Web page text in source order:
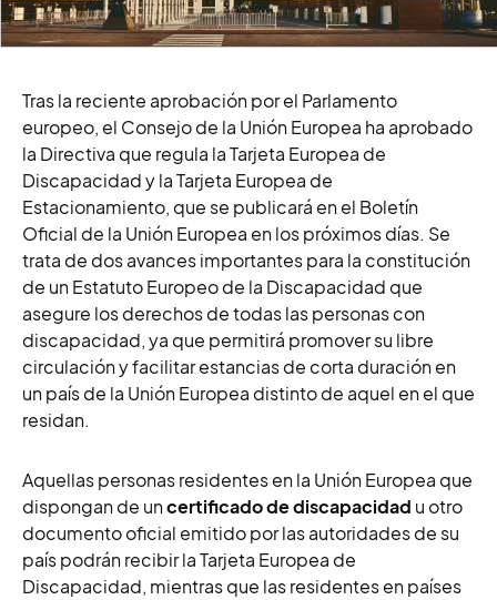
Tras la reciente aprobación por el Parlamento
europeo, el Consejo de la Unión Europea ha aprobado
la Directiva que regula la Tarjeta Europea de
Discapacidad y la Tarjeta Europea de
Estacionamiento, que se publicará en el Boletín
Oficial de la Unión Europea en los próximos días. Se
trata de dos avances importantespara la constitución
de un Estatuto Europeo de la Discapacidad que
asegure los derechos de todas las personas con
discapacidad, ya que permitirá promover su libre
circulación y facilitar estancias de corta duración en
un país de la Unión Europea distinto de aquel en el que
residan.
Aquellas personas residentes en la Unión Europea que
dispongan de uncertificado de discapacidad u otro
documento oficial emitido por las autoridades de su
país podrán recibir la Tarjeta Europea de
Discapacidad, mientras que las residentes en países